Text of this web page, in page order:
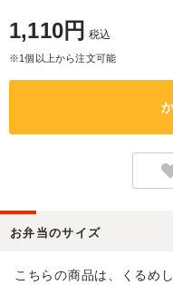
1,110円 税込
※1個以上から注文可能
お弁当のサイズ
こちらの商品は、くるめ